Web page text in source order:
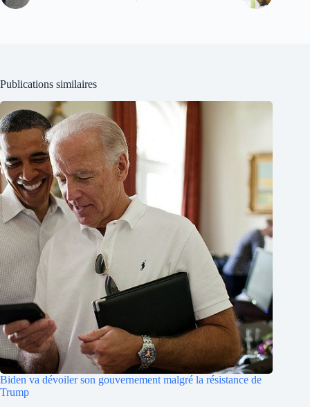
Publications similaires
Biden va dévoiler son gouvernement malgré la résistance de
Trump